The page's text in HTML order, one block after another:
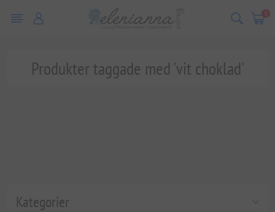
0
Kategorier
Produkter taggade med 'vit choklad'